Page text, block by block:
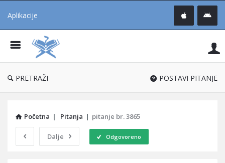
Aplikacije
®
PRETRAŽI POSTAVI PITANJE
Početna | Pitanja | pitanje br. 3865
Dalje Odgovoreno